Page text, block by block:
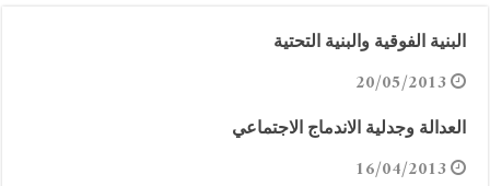
البنية الفوقية والبنية التحتية
20/05/2013
العدالة وجدلية الاندماج الاجتماعي
16/04/2013